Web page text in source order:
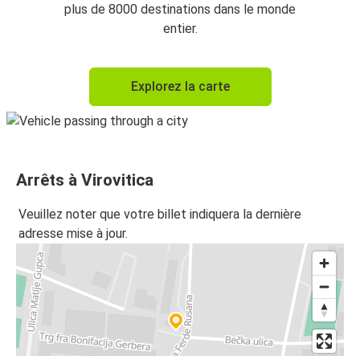
plus de 8000 destinations dans le monde
entier.
Explorez la carte
Arrêts à Virovitica
Veuillez noter que votre billet indiquera la dernière
adresse mise à jour.